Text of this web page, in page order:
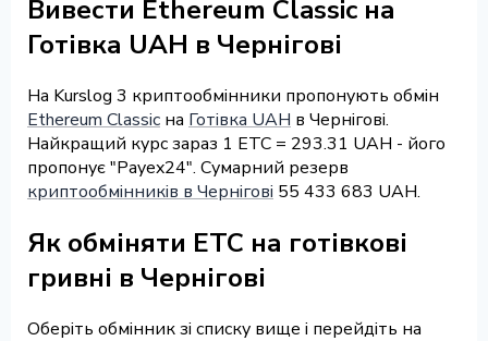
Вивести Ethereum Classic на
Готівка UAH в Чернігові
На Kurslog 3 криптообмінники пропонують обмін
Ethereum Classic на Готівка UAH в Чернігові.
Найкращий курс зараз 1 ETC = 293.31 UAH - його
пропонує "Payex24". Сумарний резерв
криптообмінників в Чернігові 55 433 683 UAH.
Як обміняти ETC на готівкові
гривні в Чернігові
Оберіть обмінник зі списку вище і перейдіть на